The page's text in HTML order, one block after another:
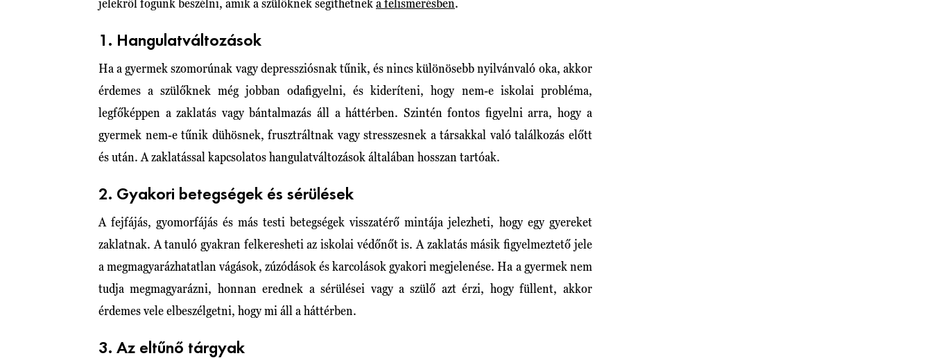
jelekről fogunk beszélni, amik a szülőknek segíthetneka felismerésben.
1. Hangulatváltozások
Ha a gyermek szomorúnak vagy depressziósnak tűnik, és nincs különösebb nyilvánvaló oka, akkor
érdemes a szülőknek még jobban odafigyelni, és kideríteni, hogy nem-e iskolai probléma,
legfőképpen a zaklatás vagy bántalmazás áll a háttérben. Szintén fontos figyelni arra, hogy a
gyermek nem-e tűnik dühösnek, frusztráltnak vagy stresszesnek a társakkal való találkozás előtt
és után. A zaklatással kapcsolatos hangulatváltozások általában hosszan tartóak.
2. Gyakori betegségek és sérülések
A fejfájás, gyomorfájás és más testi betegségek visszatérő mintája jelezheti, hogy egy gyereket
zaklatnak. A tanuló gyakran felkeresheti az iskolai védőnőt is. A zaklatás másik figyelmeztető jele
a megmagyarázhatatlan vágások, zúzódások és karcolások gyakori megjelenése. Ha a gyermek nem
tudja megmagyarázni, honnan erednek a sérülései vagy a szülő azt érzi, hogy füllent, akkor
érdemes vele elbeszélgetni, hogy mi áll a háttérben.
3. Az eltűnő tárgyak